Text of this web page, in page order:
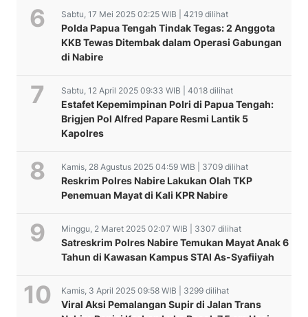
Sabtu, 17 Mei 2025 02:25 WIB | 4219 dilihat
Polda Papua Tengah Tindak Tegas: 2 Anggota
KKB Tewas Ditembak dalam Operasi Gabungan
di Nabire
Sabtu, 12 April 2025 09:33 WIB | 4018 dilihat
Estafet Kepemimpinan Polri di Papua Tengah:
Brigjen Pol Alfred Papare Resmi Lantik 5
Kapolres
Kamis, 28 Agustus 2025 04:59 WIB | 3709 dilihat
Reskrim Polres Nabire Lakukan Olah TKP
Penemuan Mayat di Kali KPR Nabire
Minggu, 2 Maret 2025 02:07 WIB | 3307 dilihat
Satreskrim Polres Nabire Temukan Mayat Anak 6
Tahun di Kawasan Kampus STAI As-Syafiiyah
Kamis, 3 April 2025 09:58 WIB | 3299 dilihat
Viral Aksi Pemalangan Supir di Jalan Trans